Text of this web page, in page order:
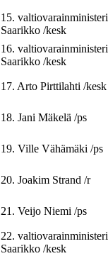
15. valtiovarainministeri
Saarikko /kesk
16. valtiovarainministeri
Saarikko /kesk
17. Arto Pirttilahti /kesk
18. Jani Mäkelä /ps
19. Ville Vähämäki /ps
20. Joakim Strand /r
21. Veijo Niemi /ps
22. valtiovarainministeri
Saarikko /kesk